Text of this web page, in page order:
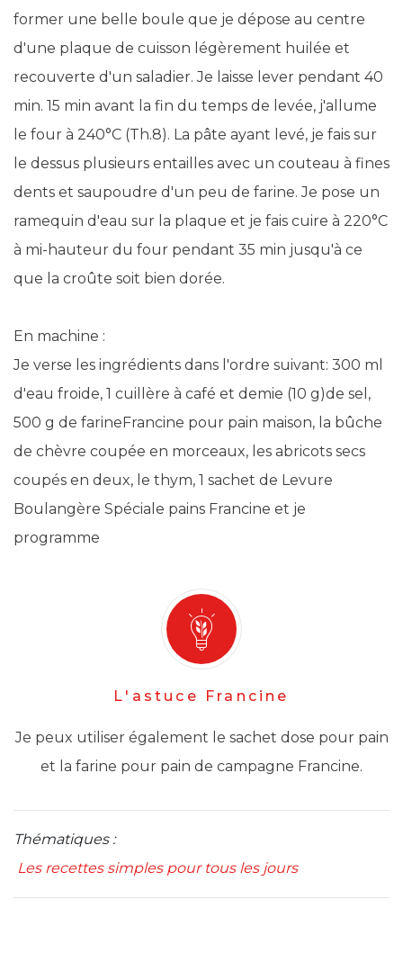
former une belle boule que je dépose au centre
d'une plaque de cuisson légèrement huilée et
recouverte d'un saladier. Je laisse lever pendant 40
min. 15 min avant la fin du temps de levée, j'allume
le four à 240°C (Th.8). La pâte ayant levé, je fais sur
le dessus plusieurs entailles avec un couteau à fines
dents et saupoudre d'un peu de farine. Je pose un
ramequin d'eau sur la plaque et je fais cuire à 220°C
à mi-hauteur du four pendant 35 min jusqu'à ce
que la croûte soit bien dorée.
En machine :
Je verse les ingrédients dans l'ordre suivant: 300 ml
d'eau froide, 1 cuillère à café et demie (10 g)de sel,
500 g de farineFrancine pour pain maison, la bûche
de chèvre coupée en morceaux, les abricots secs
coupés en deux, le thym, 1 sachet de Levure
Boulangère Spéciale pains Francine et je
programme
L'astuce Francine
Je peux utiliser également le sachet dose pour pain
et la farine pour pain de campagne Francine.
Thématiques :
Les recettes simples pour tous les jours